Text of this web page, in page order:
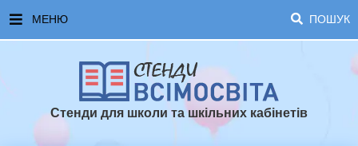
МЕНЮ ПОШУК
ЧАСТІ ЗАПИТАННЯ ТА ВІДПОВІДІ
Стенди для школи та шкільних кабінетів